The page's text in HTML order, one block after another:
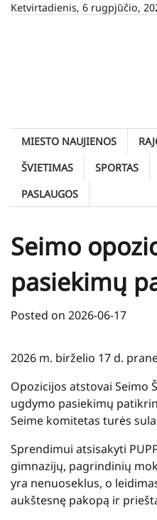
SkipKetvirtadienis, 6 rugpjūčio,
MIESTO NAUJIENOS
ŠVIETIMAS
SPORTAS
PASLAUGOS
Seimo
pasiekimų
Posted on 2026-06-17
2026 m. birželio 17 d.
Opozicijos atstovai
ugdymo pasiekimų
Seime komitetas turės
Sprendimui atsisakyti
gimnazijų, pagrindinių
yra nenuoseklus, o
aukštesnę pakopą ir